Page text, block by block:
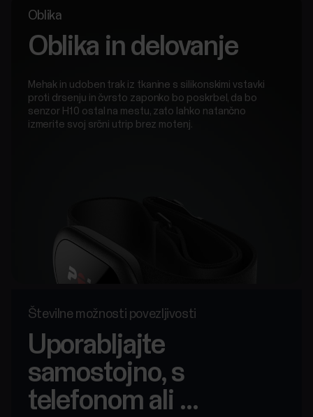
Oblika
Oblika in delovanje
Mehak in udoben trak iz tkanine s silikonskimi vstavki
proti drsenju in čvrsto zaponko bo poskrbel, da bo
senzor H10 ostal na mestu, zato lahko natančno
izmerite svoj srčni utrip brez motenj.
Številne možnosti povezljivosti
Uporabljajte
samostojno, s
telefonom ali ...